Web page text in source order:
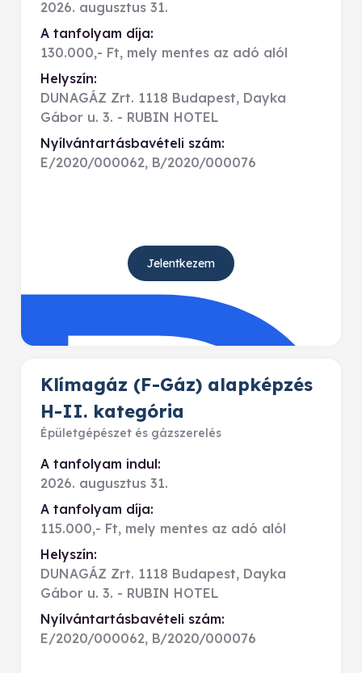
2026. augusztus 31.
A tanfolyam díja:
130.000,- Ft, mely mentes az adó alól
Helyszín:
DUNAGÁZ Zrt. 1118 Budapest, Dayka
Gábor u. 3. - RUBIN HOTEL
Nyílvántartásbavételi szám:
E/2020/000062, B/2020/000076
Jelentkezem
Klímagáz (F-Gáz) alapképzés
H-II. kategória
Épületgépészet és gázszerelés
A tanfolyam indul:
2026. augusztus 31.
A tanfolyam díja:
115.000,- Ft, mely mentes az adó alól
Helyszín:
DUNAGÁZ Zrt. 1118 Budapest, Dayka
Gábor u. 3. - RUBIN HOTEL
Nyílvántartásbavételi szám:
E/2020/000062, B/2020/000076